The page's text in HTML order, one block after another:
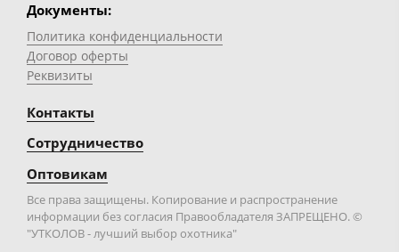
Документы:
Политика конфиденциальности
Договор оферты
Реквизиты
Контакты
Сотрудничество
Оптовикам
Все права защищены. Копирование и распространение
информации без согласия Правообладателя ЗАПРЕЩЕНО. ©
"УТКОЛОВ - лучший выбор охотника"